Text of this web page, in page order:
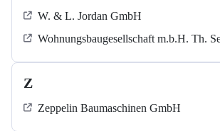
W. & L. Jordan GmbH
Wohnungsbaugesellschaft m.b.H. Th.
Z
Zeppelin Baumaschinen GmbH